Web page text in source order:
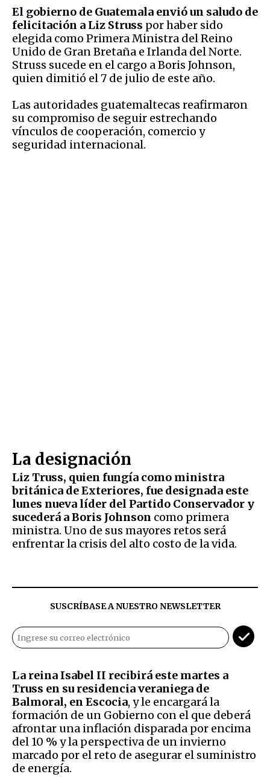
El gobierno de Guatemala envió un saludo de
felicitación a Liz Struss por haber sido
elegida como Primera Ministra del Reino
Unido de Gran Bretaña e Irlanda del Norte.
Struss sucede en el cargo a Boris Johnson,
quien dimitió el 7 de julio de este año.
Las autoridades guatemaltecas reafirmaron
su compromiso de seguir estrechando
vínculos de cooperación, comercio y
seguridad internacional.
La designación
Liz Truss, quien fungía como ministra
británica de Exteriores, fue designada este
lunes nueva líder del Partido Conservador y
sucederá a Boris Johnson como primera
ministra. Uno de sus mayores retos será
enfrentar la crisis del alto costo de la vida.
SUSCRÍBASE A NUESTRO NEWSLETTER
La reina Isabel II recibirá este martes a
Truss en su residencia veraniega de
Balmoral, en Escocia, y le encargará la
formación de un Gobierno con el que deberá
afrontar una inflación disparada por encima
del 10 % y la perspectiva de un invierno
marcado por el reto de asegurar el suministro
de energía.